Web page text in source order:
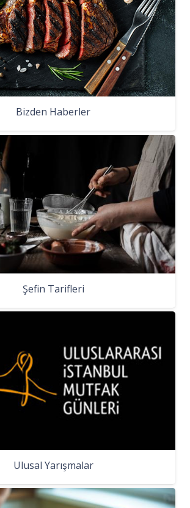
Bizden Haberler
Şefin Tarifleri
Ulusal Yarışmalar